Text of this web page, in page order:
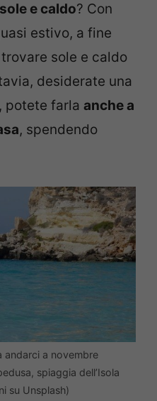
e caldo? Con
estivo, a fine
sole e caldo
desiderate una
, potete farla anche a
, spendendo
andarci a novembre
spiaggia dell’Isola
su Unsplash)